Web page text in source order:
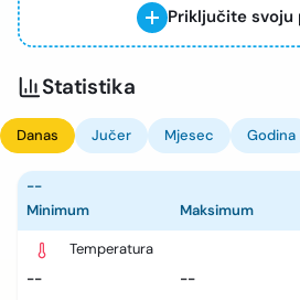
Priključite svoju
Statistika
Danas Jučer Mjesec Godina
--
Minimum
Maksimum
Temperatura
--
--